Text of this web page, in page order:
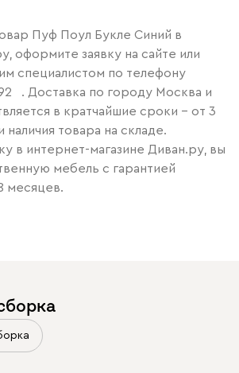
Пуф Поул Букле Синий в
оформите заявку на сайте или
специалистом по телефону
. Доставка по городу Москва и
в кратчайшие сроки – от 3
товара на складе.
в интернет-магазине Диван.ру, вы
мебель с гарантией
месяцев.